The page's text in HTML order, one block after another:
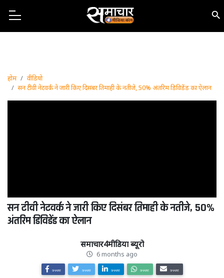
होम
वीडियो
सन टीवी नेटवर्क ने जारी किए दिसंबर तिमाही के नतीजे, 50% अंतरिम डिविडेंड का ऐलान
सन टीवी नेटवर्क ने जारी किए दिसंबर तिमाही के नतीजे, 50%
अंतरिम डिविडेंड का ऐलान
समाचार4मीडिया ब्यूरो
6 months ago
SHARE SHARE SHARE SHARE SHARE